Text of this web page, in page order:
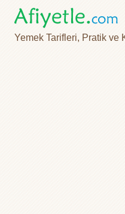
Yemek Tarifleri, Pratik ve